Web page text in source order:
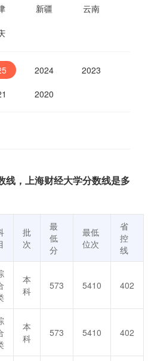
新疆 云南
2024
2023
2020
线，上海财经大学分数线是多
批
次
最
低
分
最低
位次
省
控
线
本
科
573 5410 402
本
科
573 5410 402